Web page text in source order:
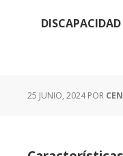
25 JUNIO, 2024POR